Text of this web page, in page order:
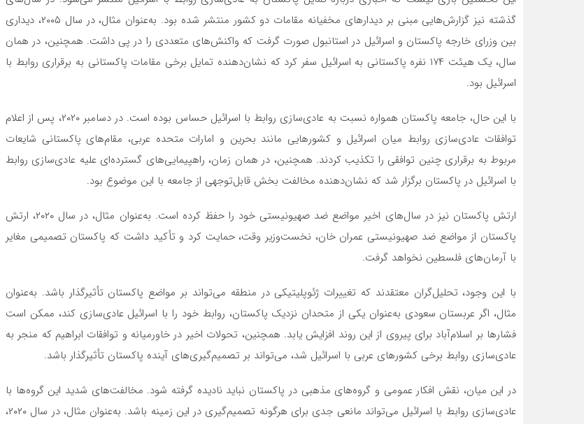
گذشته نیز گزارش‌هایی مبنی بر دیدارهای مخفیانه مقامات دو کشور منتشر شده بود. به‌عنوان مثال، در سال ۲۰۰۵، دیداری
بین وزرای خارجه پاکستان و اسرائیل در استانبول صورت گرفت که واکنش‌های متعددی را در پی داشت. همچنین، در همان
سال، یک هیئت ۱۷۴ نفره پاکستانی به اسرائیل سفر کرد که نشان‌دهنده تمایل برخی مقامات پاکستانی به برقراری روابط با
اسرائیل بود.
با این حال، جامعه پاکستان همواره نسبت به عادی‌سازی روابط با اسرائیل حساس بوده است. در دسامبر ۲۰۲۰، پس از اعلام
توافقات عادی‌سازی روابط میان اسرائیل و کشورهایی مانند بحرین و امارات متحده عربی، مقام‌های پاکستانی شایعات
مربوط به برقراری چنین توافقی را تکذیب کردند. همچنین، در همان زمان، راهپیمایی‌های گسترده‌ای علیه عادی‌سازی روابط
با اسرائیل در پاکستان برگزار شد که نشان‌دهنده مخالفت بخش قابل‌توجهی از جامعه با این موضوع بود.
ارتش پاکستان نیز در سال‌های اخیر مواضع ضد صهیونیستی خود را حفظ کرده است. به‌عنوان مثال، در سال ۲۰۲۰، ارتش
پاکستان از مواضع ضد صهیونیستی عمران خان، نخست‌وزیر وقت، حمایت کرد و تأکید داشت که پاکستان تصمیمی مغایر
با آرمان‌های فلسطین نخواهد گرفت.
با این وجود، تحلیل‌گران معتقدند که تغییرات ژئوپلیتیکی در منطقه می‌تواند بر مواضع پاکستان تأثیرگذار باشد. به‌عنوان
مثال، اگر عربستان سعودی به‌عنوان یکی از متحدان نزدیک پاکستان، روابط خود را با اسرائیل عادی‌سازی کند، ممکن است
فشارها بر اسلام‌آباد برای پیروی از این روند افزایش یابد. همچنین، تحولات اخیر در خاورمیانه و توافقات ابراهیم که منجر به
عادی‌سازی روابط برخی کشورهای عربی با اسرائیل شد، می‌تواند بر تصمیم‌گیری‌های آینده پاکستان تأثیرگذار باشد.
در این میان، نقش افکار عمومی و گروه‌های مذهبی در پاکستان نباید نادیده گرفته شود. مخالفت‌های شدید این گروه‌ها با
عادی‌سازی روابط با اسرائیل می‌تواند مانعی جدی برای هرگونه تصمیم‌گیری در این زمینه باشد. به‌عنوان مثال، در سال ۲۰۲۰،